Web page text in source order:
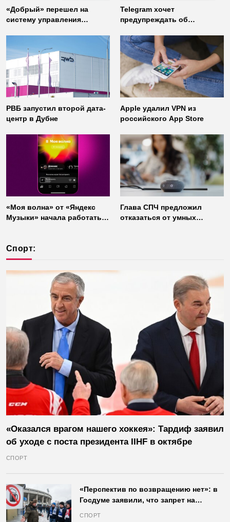
«Добрый» перешел на
систему управления
Telegram хочет
предупреждать об
неофициальных клиентов
мессенджера
РВБ запустил второй дата-
центр в Дубне
Apple удалил VPN из
российского App Store
«Моя волна» от «Яндекс
Музыки» начала работать
Глава СПЧ предложил
отказаться от умных
Спорт:
«Оказался врагом нашего хоккея»: Тардиф заявил
об уходе с поста президента IIHF в октябре
СПОРТ
«Перспектив по возвращению нет»: в
Госдуме заявили, что запрет на
СПОРТ